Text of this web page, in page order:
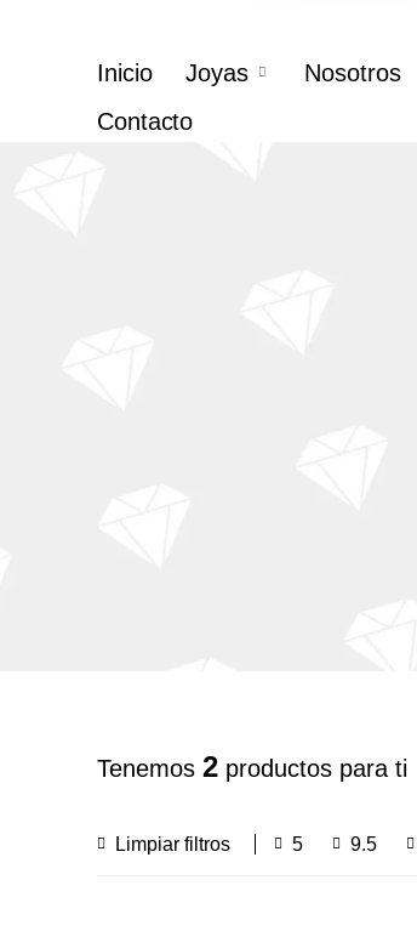
Inicio Joyas Nosotros
Contacto
Tenemos 2 productos para ti
Limpiar filtros 5 9.5